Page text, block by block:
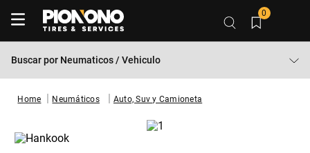
0
Buscar por Neumaticos / Vehiculo
Neumáticos Auto, Suv y Camioneta